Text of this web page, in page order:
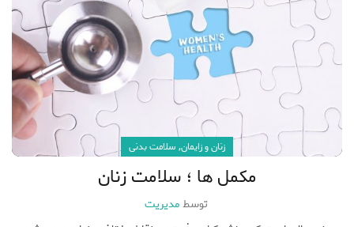
زنان و زایمان, سلامت بدنی
مکمل ها ؛ سلامت زنان
توسطمدیریت